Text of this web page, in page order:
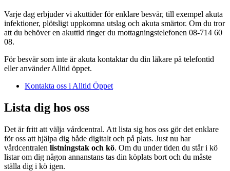
Varje dag erbjuder vi akuttider för enklare besvär, till exempel akuta
infektioner, plötsligt uppkomna utslag och akuta smärtor. Om du tror
att du behöver en akuttid ringer du mottagningstelefonen 08-714 60
08.
För besvär som inte är akuta kontaktar du din läkare på telefontid
eller använder Alltid öppet.
Kontakta oss i Alltid Öppet
Lista dig hos oss
Det är fritt att välja vårdcentral. Att lista sig hos oss gör det enklare
för oss att hjälpa dig både digitalt och på plats. Just nu har
vårdcentralen listningstak och kö. Om du under tiden du står i kö
listar om dig någon annanstans tas din köplats bort och du måste
ställa dig i kö igen.